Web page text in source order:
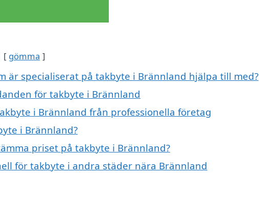
gömma
är specialiserat på takbyte i Brännland hjälpa till med?
för takbyte i Brännland
i Brännland från professionella företag
i Brännland?
priset på takbyte i Brännland?
för takbyte i andra städer nära Brännland